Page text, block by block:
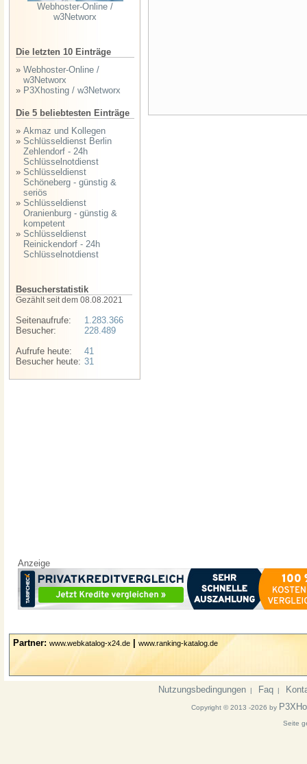
Webhoster-Online /
w3Networx
Die letzten 10 Einträge
» Webhoster-Online /
w3Networx
» P3Xhosting / w3Networx
Die 5 beliebtesten Einträge
» Akmaz und Kollegen
» Schlüsseldienst Berlin
Zehlendorf - 24h
Schlüsselnotdienst
» Schlüsseldienst
Schöneberg - günstig &
seriös
» Schlüsseldienst
Oranienburg - günstig &
kompetent
» Schlüsseldienst
Reinickendorf - 24h
Schlüsselnotdienst
Besucherstatistik
Gezählt seit dem 08.08.2021
Seitenaufrufe:
Besucher:
Aufrufe heute:
Besucher heute:
1.283.366
228.489
41
31
Anzeige
Partner: www.webkatalog-x24.de www.ranking-katalog.de
Nutzungsbedingungen | Faq |
Copyright © 2013 -2026 by
Seite